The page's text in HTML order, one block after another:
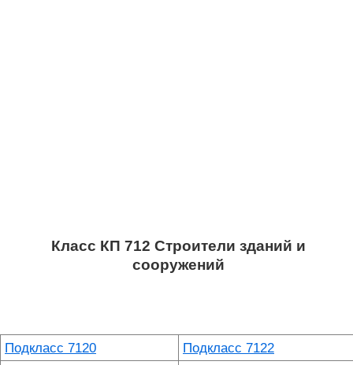
Класс КП 712 Строители зданий и
сооружений
Подкласс 7120
Подкласс 7122